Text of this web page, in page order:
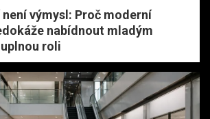
výmysl: Proč moderní
nabídnout mladým
roli